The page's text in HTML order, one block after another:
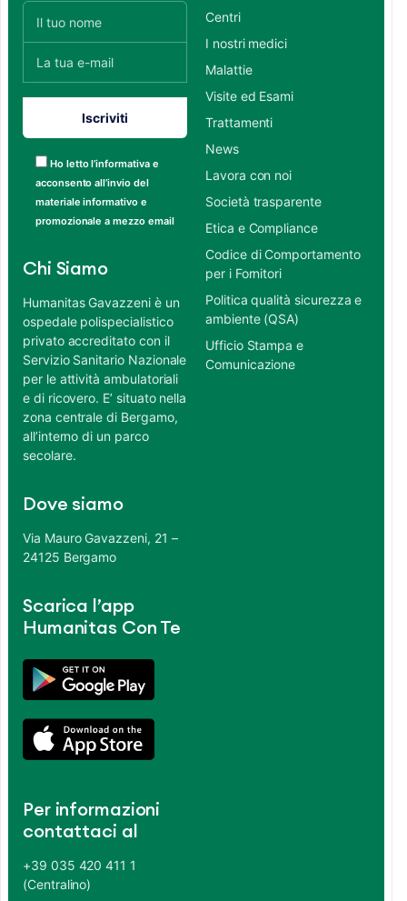
Ho letto l’informativa e
acconsento all’invio del
materiale informativo e
promozionale a mezzo email
Chi Siamo
Humanitas Gavazzeni è un
ospedale polispecialistico
privato accreditato con il
Servizio Sanitario Nazionale
per le attività ambulatoriali
e di ricovero. E’ situato nella
zona centrale di Bergamo,
all’interno di un parco
secolare.
Dove siamo
Via Mauro Gavazzeni, 21 –
24125 Bergamo
Scarica l’app
Humanitas Con Te
Per informazioni
contattaci al
+39 035 420 411 1
(Centralino)
Centri
I nostri medici
Malattie
Visite ed Esami
Trattamenti
News
Lavora con noi
Società trasparente
Etica e Compliance
Codice di Comportamento
per i Fornitori
Politica qualità sicurezza e
ambiente (QSA)
Ufficio Stampa e
Comunicazione